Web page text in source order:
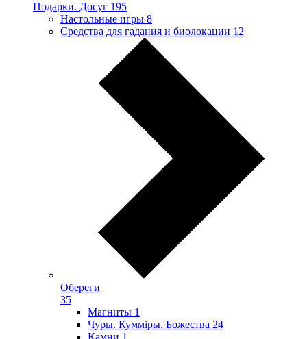
Подарки. Досуг 195
Настольные игры 8
Средства для гадания и биолокации 12
Обереги
35
Магниты 1
Чуры. Куммiры. Божества 24
Камни 1